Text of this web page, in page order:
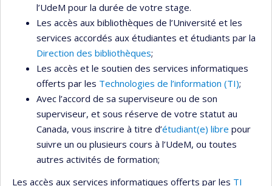
l’UdeM pour la durée de votre stage.
Les accès aux bibliothèques de l’Université et les
services accordés aux étudiantes et étudiants par la
Direction des bibliothèques;
Les accès et le soutien des services informatiques
offerts par les Technologies de l’information (TI);
Avec l’accord de sa superviseure ou de son
superviseur, et sous réserve de votre statut au
Canada, vous inscrire à titre d’étudiant(e) libre pour
suivre un ou plusieurs cours à l’UdeM, ou toutes
autres activités de formation;
Les accès aux services informatiques offerts par les TI